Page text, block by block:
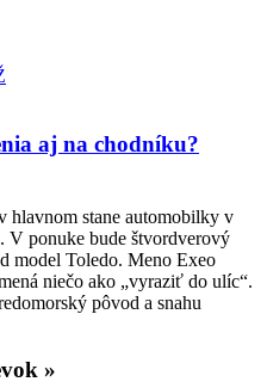
aj na chodníku?
hlavnom stane automobilky v
V ponuke bude štvordverový
model Toledo. Meno Exeo
niečo ako „vyraziť do ulíc“.
pôvod a snahu
»